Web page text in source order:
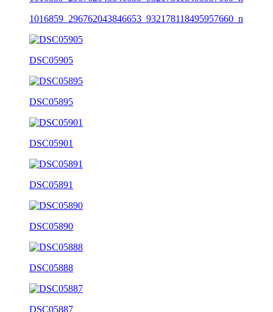
1016859_296762043846653_932178118495957660_n
DSC05905
DSC05895
DSC05901
DSC05891
DSC05890
DSC05888
DSC05887